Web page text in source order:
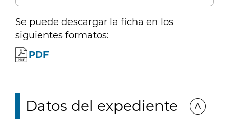
Se puede descargar la ficha en los
siguientes formatos:
PDF
Datos del expediente